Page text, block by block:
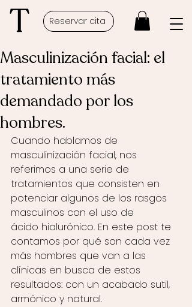
Reservar cita
Masculinización facial: el
tratamiento más
demandado por los
hombres.
Cuando hablamos de
masculinización facial, nos
referimos a una serie de
tratamientos que consisten en
potenciar algunos de los rasgos
masculinos con el uso de
ácido hialurónico. En este post te
contamos por qué son cada vez
más hombres que van a las
clínicas en busca de estos
resultados: con un acabado sutil,
armónico y natural.